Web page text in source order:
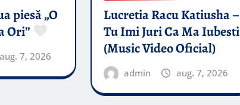
piesă „O
Ori”
aug. 7, 2026
Lucretia Racu Katiusha –
Tu Imi Juri Ca Ma Iubesti
(Music Video Oficial)
admin aug. 7, 2026